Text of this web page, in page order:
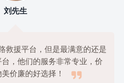
刘先生
救援平台，但是最满意的还是
，他们的服务非常专业，价
价廉的好选择！
